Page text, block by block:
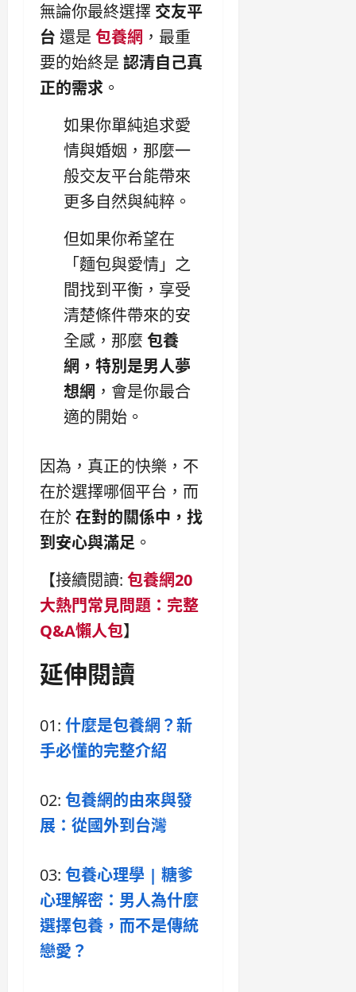
無論你最終選擇 交友平
台 還是 包養網 ，最重
要的始終是 認清自己真
正的需求 。
如果你單純追求愛
情與婚姻，那麼一
般交友平台能帶來
更多自然與純粹。
但如果你希望在
「麵包與愛情」之
間找到平衡，享受
清楚條件帶來的安
全感，那麼 包養
網，特別是男人夢
想網 ，會是你最合
適的開始。
因為，真正的快樂，不
在於選擇哪個平台，而
在於在對的關係中，找
到安心與滿足 。
【接續閱讀: 包養網20
大熱門常見問題：完整
Q&A懶人包】
延伸閱讀
01: 什麼是包養網？新
手必懂的完整介紹
02: 包養網的由來與發
展：從國外到台灣
03: 包養心理學 | 糖爹
心理解密：男人為什麼
選擇包養，而不是傳統
戀愛？